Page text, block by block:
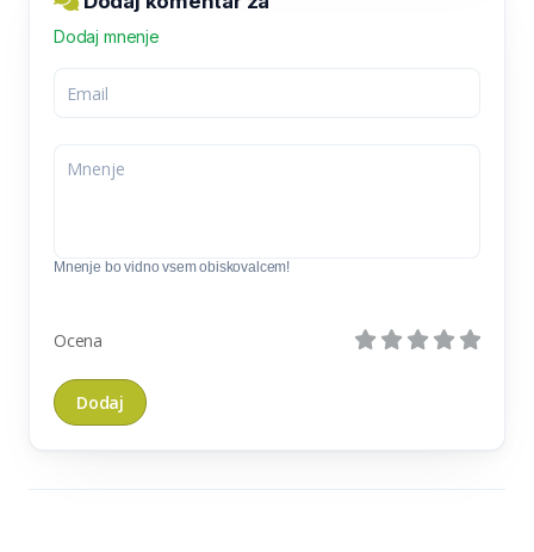
Dodaj mnenje
Mnenje bo vidno vsem obiskovalcem!
Ocena